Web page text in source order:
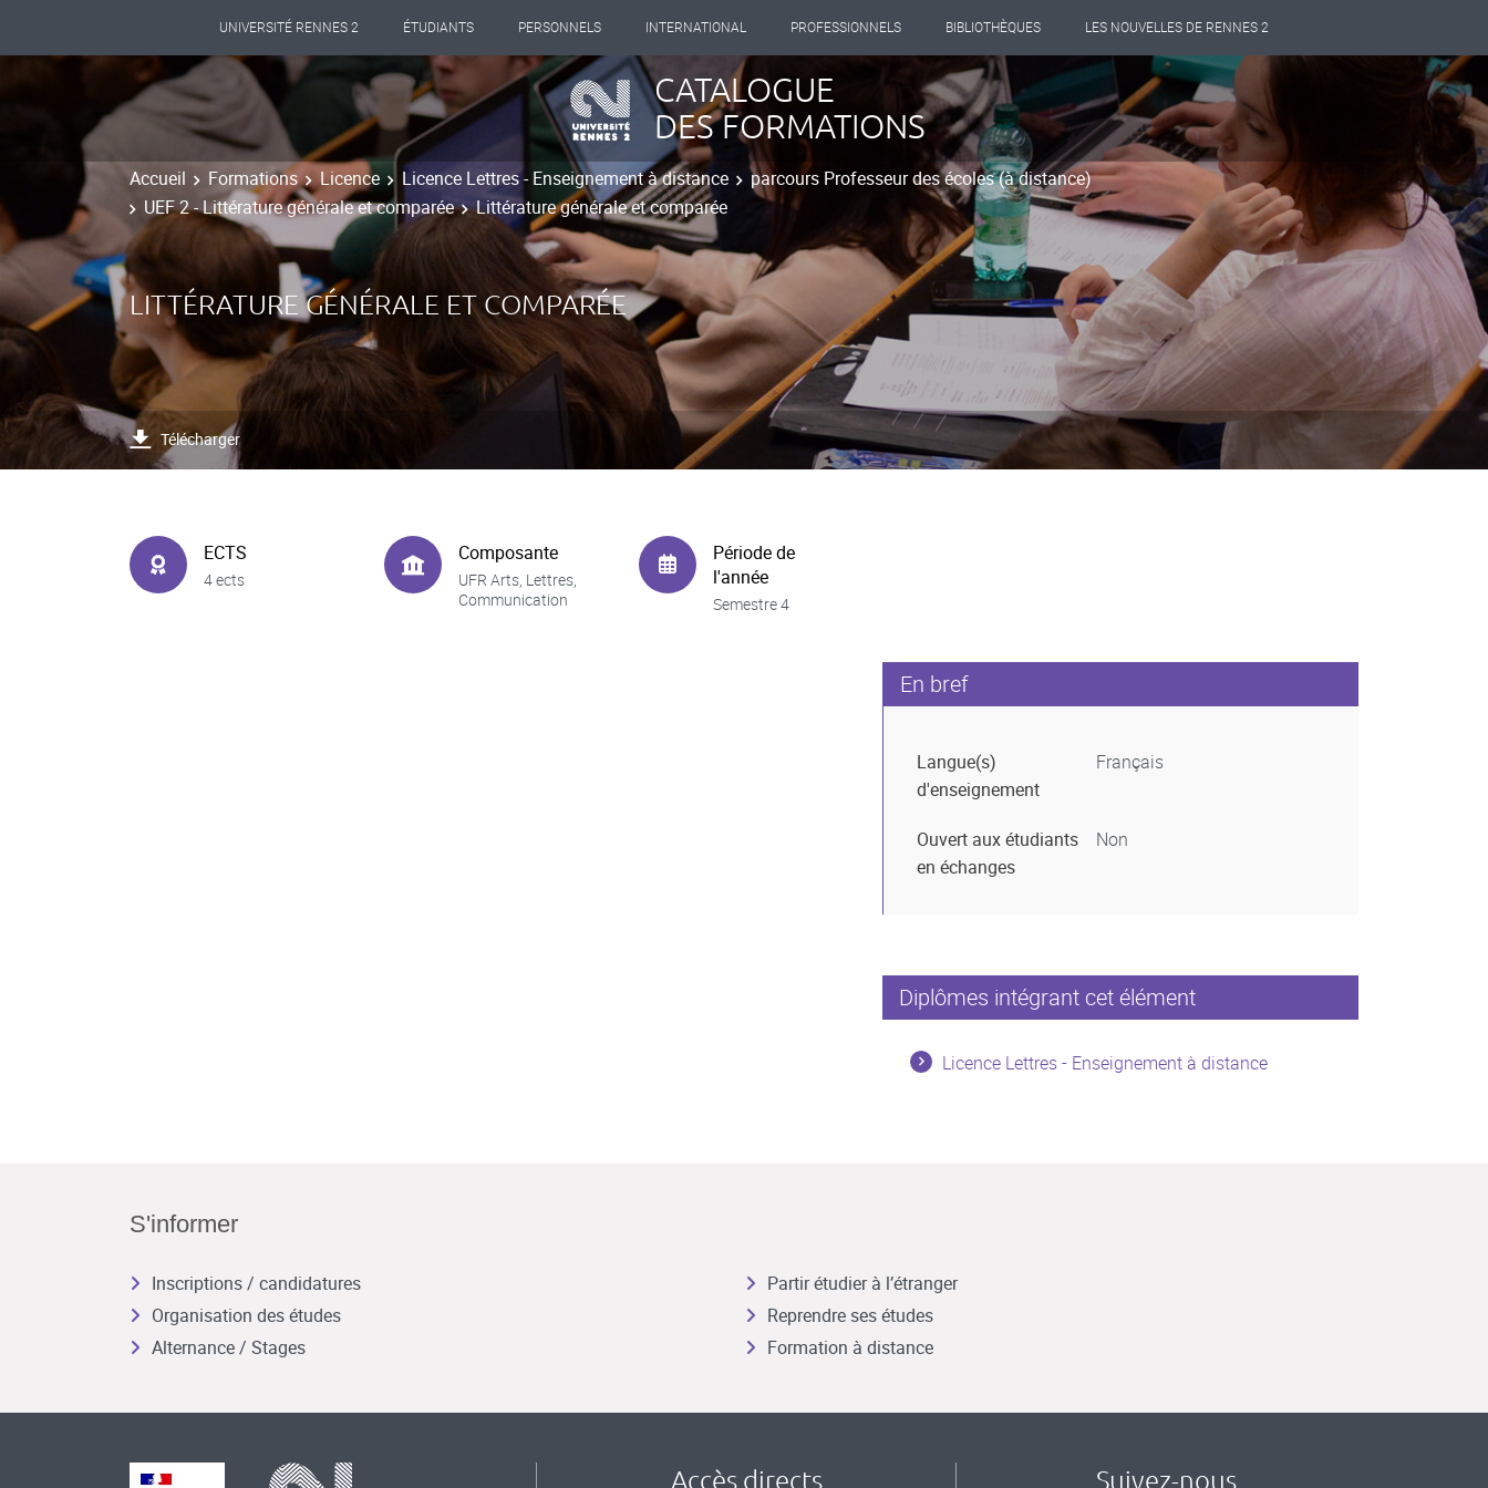
UNIVERSITÉ RENNES 2 ÉTUDIANTS PERSONNELS INTERNATIONAL PROFESSIONNELS BIBLIOTHÈQUES LES NOUVELLES DE RENNES 2
CATALOGUE
DES FORMATIONS
Accueil Formations Licence Licence Lettres - Enseignement à distance
parcours Professeur des écoles (à distance)
UEF 2 - Littérature générale et comparée
Littérature générale et comparée
LITTÉRATURE GÉNÉRALE ET COMPARÉE
Télécharger
ECTS
4 ects
Composante
UFR Arts, Lettres,
Communication
Période de
l'année
Semestre 4
En bref
Langue(s)
d'enseignement
Français
Ouvert aux étudiants
en échanges
Non
Diplômes intégrant cet élément
Licence Lettres - Enseignement à distance
S'informer
Inscriptions / candidatures
Organisation des études
Alternance / Stages
Partir étudier à l’étranger
Reprendre ses études
Formation à distance
Accès directs Suivez-nous